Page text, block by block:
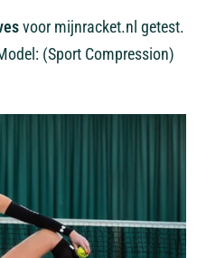
voor mijnracket.nl getest.
(Sport Compression)